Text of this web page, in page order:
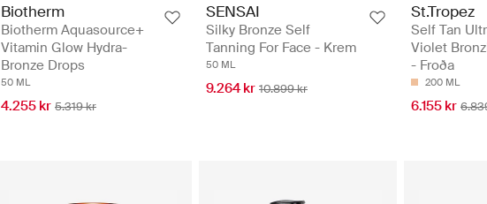
Biotherm
Biotherm Aquasource+
Vitamin Glow Hydra-
Bronze Drops
50 ML
4.255 kr 5.319 kr
SENSAI
Silky Bronze Self
Tanning For Face - Krem
50 ML
9.264 kr 10.899 kr
St.Tropez
Self Tan
Violet
- Froða
200 ML
6.155 kr